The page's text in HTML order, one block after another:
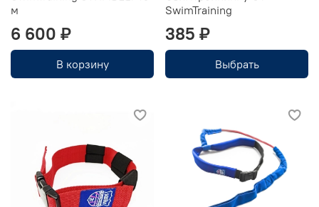
м
6 600 ₽
В корзину
SwimTraining
385 ₽
Выбрать